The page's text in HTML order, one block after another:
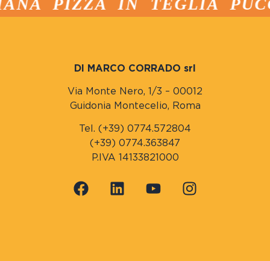
DI MARCO CORRADO srl
Via Monte Nero, 1/3 – 00012
Guidonia Montecelio, Roma
Tel. (+39) 0774.572804
(+39) 0774.363847
P.IVA 14133821000